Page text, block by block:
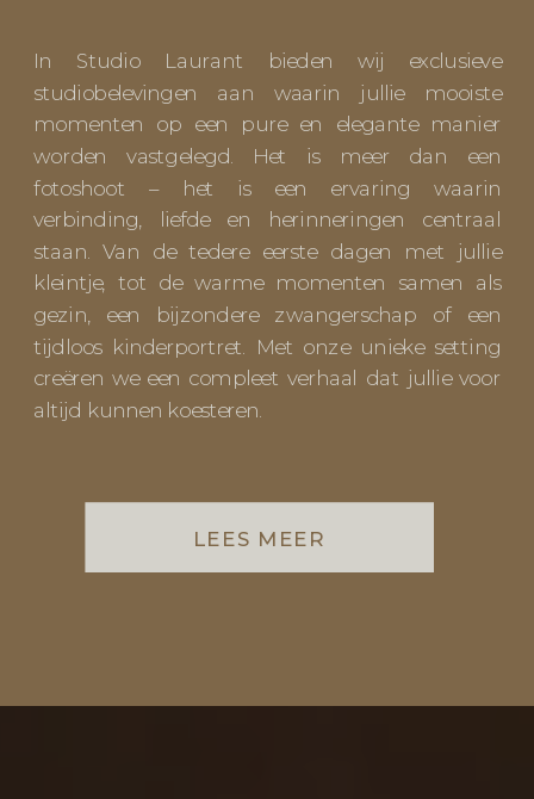
LEES MEER
In Studio Laurant bieden wij exclusieve
studiobelevingen aan waarin jullie mooiste
momenten op een pure en elegante manier
worden vastgelegd. Het is meer dan een
fotoshoot – het is een ervaring waarin
verbinding, liefde en herinneringen centraal
staan. Van de tedere eerste dagen met jullie
kleintje, tot de warme momenten samen als
gezin, een bijzondere zwangerschap of een
tijdloos kinderportret. Met onze unieke setting
creëren we een compleet verhaal dat jullie voor
altijd kunnen koesteren.